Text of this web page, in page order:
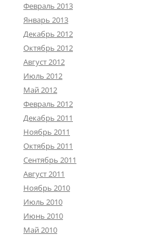
Февраль 2013
Январь 2013
Декабрь 2012
Октябрь 2012
Август 2012
Июль 2012
Май 2012
Февраль 2012
Декабрь 2011
Ноябрь 2011
Октябрь 2011
Сентябрь 2011
Август 2011
Ноябрь 2010
Июль 2010
Июнь 2010
Май 2010